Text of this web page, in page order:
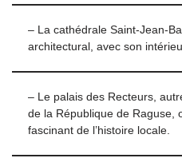
– La cathédrale Saint-Jean-
architectural, avec son
– Le palais des Recteurs,
de la République de Raguse,
fascinant de l’histoire locale.